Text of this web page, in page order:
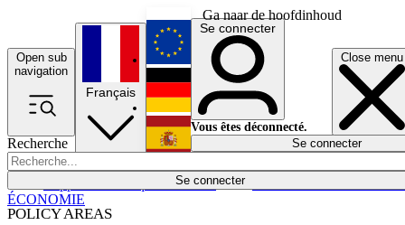
Ga naar de hoofdinhoud
Open sub
navigation
Close menu
Recherche
Se connecter
POLICY AREAS
Économie
Français
English
Deutsch
Español
Se connecter
Vous êtes déconnecté.
Se connecter
ÉCONOMIE